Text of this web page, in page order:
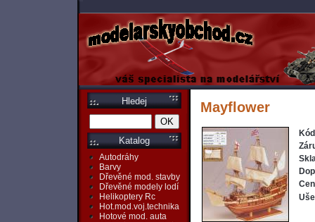
Hledej
Katalog
Autodráhy
Barvy
Dřevěné mod. stavby
Dřevěné modely lodí
Helikoptery Rc
Hot.mod.voj.technika
Hotové mod. auta
Mayflower